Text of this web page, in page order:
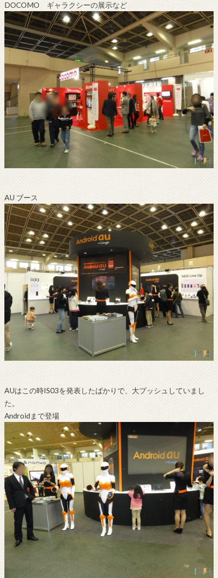
DOCOMO ギャラクシーの展示など
AU ブース
AUはこの時IS03を発表したばかりで、大プッシュしていまし
た。
Androidまで登場